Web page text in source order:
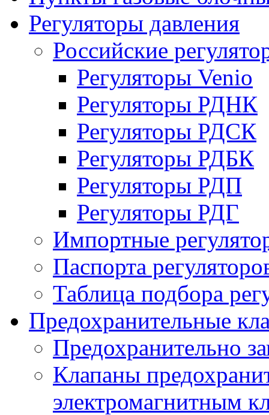
Регуляторы давления
Российские
Регуляторы Venio
Регуляторы РДНК
Регуляторы РДСК
Регуляторы РДБК
Регуляторы РДП
Регуляторы РДГ
Импортные
Паспорта
Таблица подбора
Предохранительные
Предохранительно
Клапаны
электромагнитным